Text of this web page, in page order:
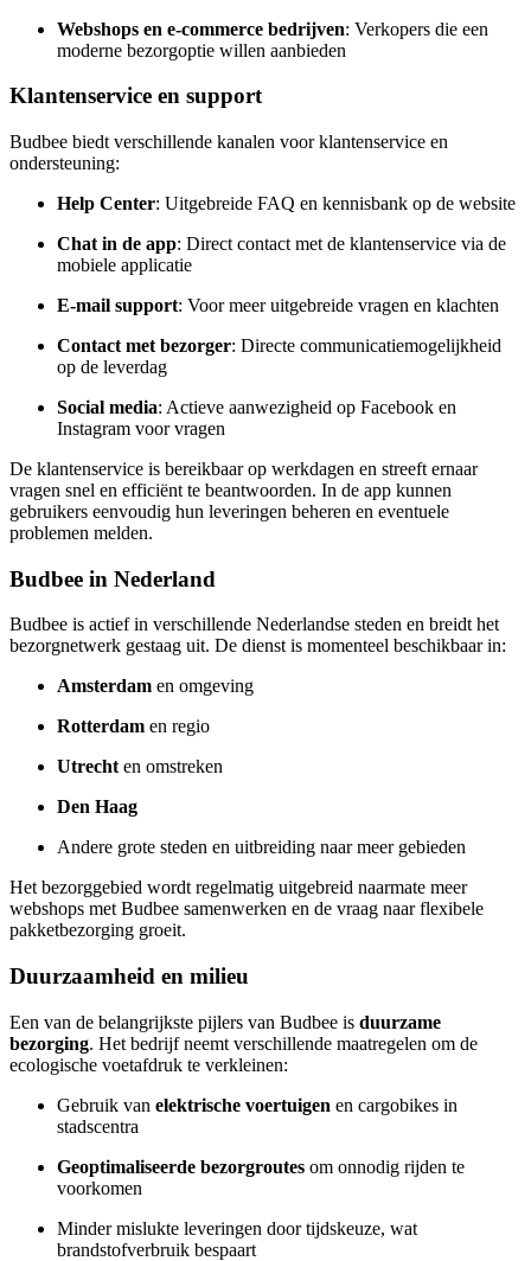
Webshops en e-commerce bedrijven: Verkopers die een
moderne bezorgoptie willen aanbieden
Klantenservice en support
Budbee biedt verschillende kanalen voor klantenservice en
ondersteuning:
Help Center: Uitgebreide FAQ en kennisbank op de website
Chat in de app: Direct contact met de klantenservice via de
mobiele applicatie
E-mail support: Voor meer uitgebreide vragen en klachten
Contact met bezorger: Directe communicatiemogelijkheid
op de leverdag
Social media: Actieve aanwezigheid op Facebook en
Instagram voor vragen
De klantenservice is bereikbaar op werkdagen en streeft ernaar
vragen snel en efficiënt te beantwoorden. In de app kunnen
gebruikers eenvoudig hun leveringen beheren en eventuele
problemen melden.
Budbee in Nederland
Budbee is actief in verschillende Nederlandse steden en breidt het
bezorgnetwerk gestaag uit. De dienst is momenteel beschikbaar in:
Amsterdam en omgeving
Rotterdam en regio
Utrecht en omstreken
Den Haag
Andere grote steden en uitbreiding naar meer gebieden
Het bezorggebied wordt regelmatig uitgebreid naarmate meer
webshops met Budbee samenwerken en de vraag naar flexibele
pakketbezorging groeit.
Duurzaamheid en milieu
Een van de belangrijkste pijlers van Budbee is duurzame
bezorging. Het bedrijf neemt verschillende maatregelen om de
ecologische voetafdruk te verkleinen:
Gebruik van elektrische voertuigen en cargobikes in
stadscentra
Geoptimaliseerde bezorgroutes om onnodig rijden te
voorkomen
Minder mislukte leveringen door tijdskeuze, wat
brandstofverbruik bespaart